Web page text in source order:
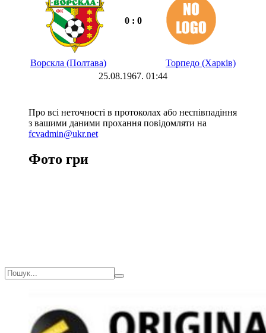
0 : 0
Ворскла (Полтава)
Торпедо (Харків)
25.08.1967. 01:44
Про всі неточності в протоколах або неспівпадіння
з вашими даними прохання повідомляти на
fcvadmin@ukr.net
Фото гри